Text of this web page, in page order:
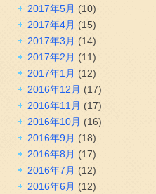
2017年5月 (10)
2017年4月 (15)
2017年3月 (14)
2017年2月 (11)
2017年1月 (12)
2016年12月 (17)
2016年11月 (17)
2016年10月 (16)
2016年9月 (18)
2016年8月 (17)
2016年7月 (12)
2016年6月 (12)